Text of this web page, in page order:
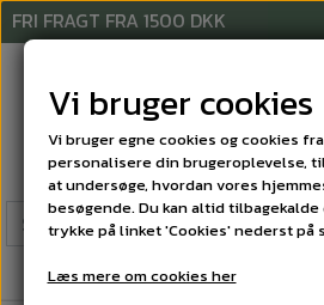
FRI FRAGT FRA 1500 DKK
Vi bruger cookies
Vi bruger egne cookies og cookies
personalisere din brugeroplevelse,
at undersøge, hvordan vores
besøgende. Du kan altid
trykke på linket 'Cookies' nederst på
Læs mere om cookies her